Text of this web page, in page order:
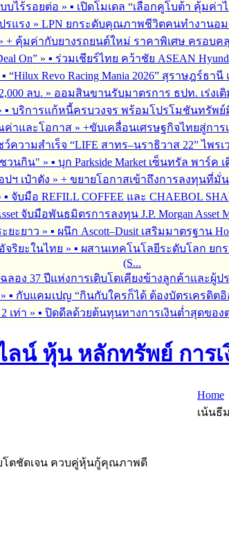
บไร้รอยต่อ » ▪︎ เปิดโมเดล “เลือกคูโบต้า คุ้มค่
รแรง » LPN ยกระดับคุณภาพชีวิตคนทำงานอม
+ คุ้มค่ากับยางรถยนต์ใหม่ ราคาพิเศษ ครอบค
On” » ▪︎ ร่วมเชียร์ไทย คว้าชัย ASEAN
▪︎ “Hilux Revo Racing Mania 2026” สุราษฎร์
ลบ. » ออมสินขานรับมาตรการ ธปท. เร่งเติ
▪︎ บริการแก้หนี้ครบวงจร พร้อมโปรโมชันทรัพ
ค่าและโอกาส » +ขับเคลื่อนเศรษฐกิจไทยสู่การ
ว์ความสำเร็จ “LIFE สาทร–นราธิวาส 22” ไพ
วนกิน" » ▪︎ บุก Parkside Market เซ็นทรัล พาร์
ฯ เป๋าตัง » + ขยายโอกาสเข้าถึงการลงทุนที่มั่
▪︎ จับมือ REFILL COFFEE และ CHAEBOL
จับมือพันธมิตรการลงทุน J.P. Morgan Asset
ยะยาว » ▪︎ ผนึก Ascott–Dusit เสริมมาตรฐาน
ริยะในไทย » ▪︎ ผสานเทคโนโลยีระดับโลก ย
(S...
ฉลอง 37 ปีแห่งการเติบโตเคียงข้างลูกค้าและ
» ▪︎ กับแคมเปญ “กินกับใครก็ได้ ต้องบัตรเครดิต
เท่า » ▪︎ ปิดดีลด้วยต้นทุนทางการเงินต่ำสุดขอ
Home
เน้นธี
โตชัดเจน ควบคู่หุ้นกู้คุณภาพดี